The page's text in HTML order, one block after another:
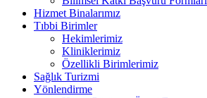
Hizmet Binalarımız
Tıbbi Birimler
Hekimlerimiz
Kliniklerimiz
Özellikli Birimlerimiz
Sağlık Turizmi
Yönlendirme